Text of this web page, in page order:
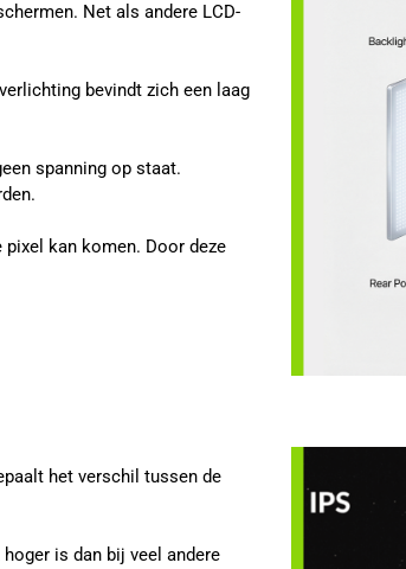
Net als andere LCD-
bevindt zich een laag
spanning op staat.
kan komen. Door deze
het verschil tussen de
is dan bij veel andere